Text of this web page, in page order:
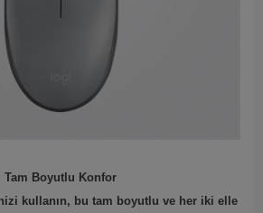
Tam Boyutlu Konfor
kullanın, bu tam boyutlu ve her iki elle